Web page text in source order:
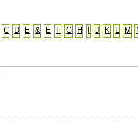
C D E & E F G H J K L M